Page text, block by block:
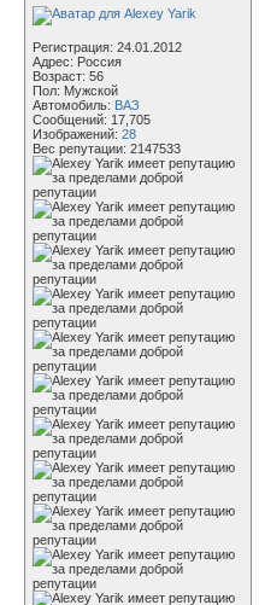
Регистрация: 24.01.2012
Адрес: Россия
Возраст: 56
Пол: Мужской
Автомобиль: ВАЗ
Сообщений: 17,705
Изображений: 28
Вес репутации: 2147533